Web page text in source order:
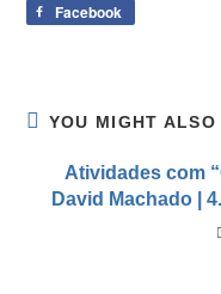
Facebook
YOU MIGHT
Atividades com
David Machado |